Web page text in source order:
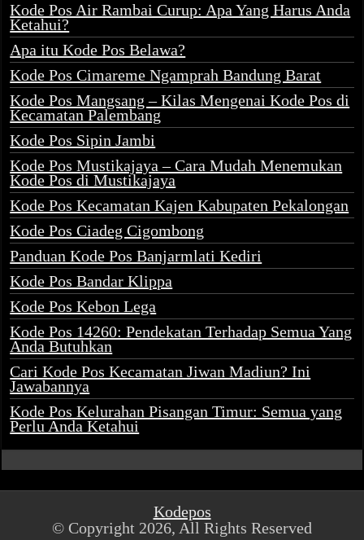
Kode Pos Air Rambai Curup: Apa Yang Harus Anda
Ketahui?
Apa itu Kode Pos Belawa?
Kode Pos Cimareme Ngamprah Bandung Barat
Kode Pos Mangsang – Kilas Mengenai Kode Pos di
Kecamatan Palembang
Kode Pos Sipin Jambi
Kode Pos Mustikajaya – Cara Mudah Menemukan
Kode Pos di Mustikajaya
Kode Pos Kecamatan Kajen Kabupaten Pekalongan
Kode Pos Ciadeg Cigombong
Panduan Kode Pos Banjarmlati Kediri
Kode Pos Bandar Klippa
Kode Pos Kebon Lega
Kode Pos 14260: Pendekatan Terhadap Semua Yang
Anda Butuhkan
Cari Kode Pos Kecamatan Jiwan Madiun? Ini
Jawabannya
Kode Pos Kelurahan Pisangan Timur: Semua yang
Perlu Anda Ketahui
Kodepos
© Copyright 2026, All Rights Reserved